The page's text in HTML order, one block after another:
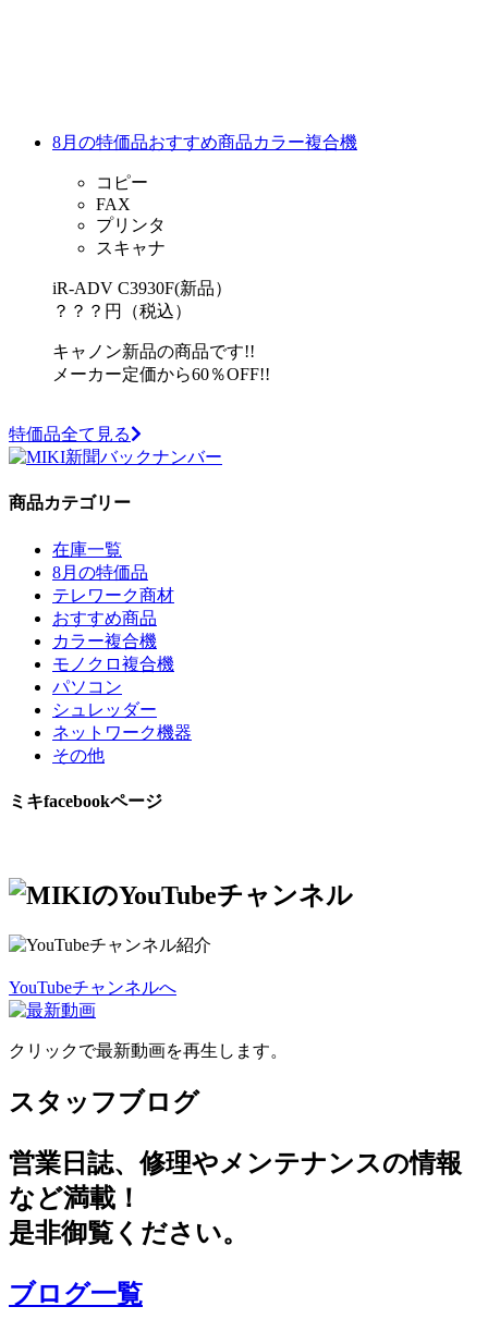
8月の特価品おすすめ商品カラー複合機
コピー
FAX
プリンタ
スキャナ
iR-ADV C3930F(新品）
？？？円（税込）
キャノン新品の商品です!!
メーカー定価から60％OFF!!
特価品全て見る
商品カテゴリー
在庫一覧
8月の特価品
テレワーク商材
おすすめ商品
カラー複合機
モノクロ複合機
パソコン
シュレッダー
ネットワーク機器
その他
ミキfacebookページ
YouTubeチャンネルへ
クリックで最新動画を再生します。
スタッフブログ
営業日誌、修理やメンテナンスの情報
など満載！
是非御覧ください。
ブログ一覧